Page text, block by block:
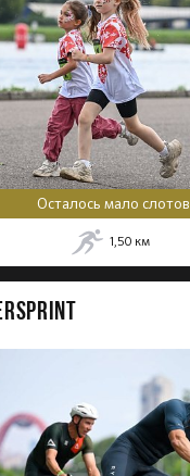
Осталось мало слотов
1,50 км